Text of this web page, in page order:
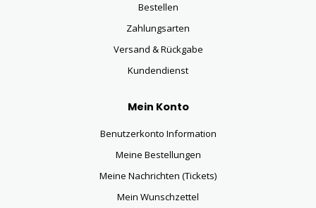
Bestellen
Zahlungsarten
Versand & Rückgabe
Kundendienst
Mein Konto
Benutzerkonto Information
Meine Bestellungen
Meine Nachrichten (Tickets)
Mein Wunschzettel